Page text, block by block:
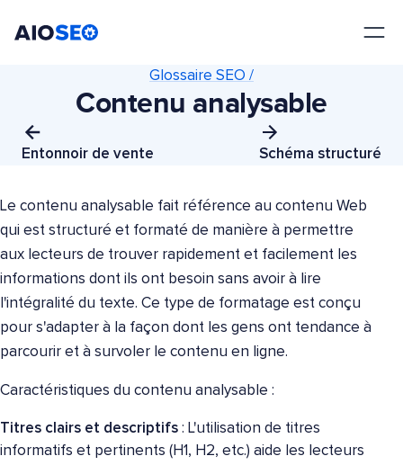
Entonnoir de vente
Glossaire SEO /
Contenu analysable
Schéma structuré
Le contenu analysable fait référence au contenu Web
qui est structuré et formaté de manière à permettre
aux lecteurs de trouver rapidement et facilement les
informations dont ils ont besoin sans avoir à lire
l'intégralité du texte. Ce type de formatage est conçu
pour s'adapter à la façon dont les gens ont tendance à
parcourir et à survoler le contenu en ligne.
Caractéristiques du contenu analysable :
Titres clairs et descriptifs : L'utilisation de titres
informatifs et pertinents (H1, H2, etc.) aide les lecteurs